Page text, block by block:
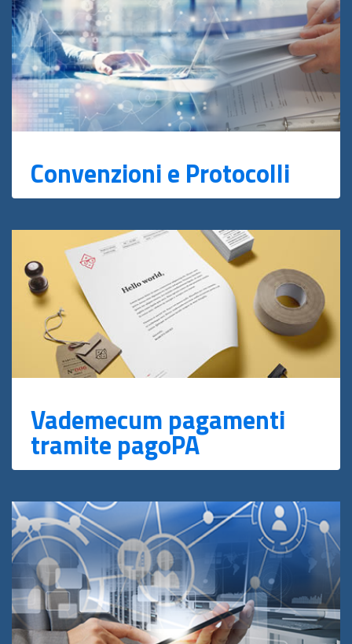
Convenzioni e Protocolli
Vademecum pagamenti
tramite pagoPA